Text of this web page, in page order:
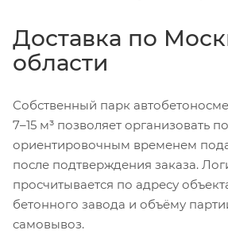
Доставка по
области
Собственный парк
7–15 м³ позволяет организовать
ориентировочным временем
после подтверждения заказа.
просчитывается по адресу
бетонного завода и объёму
самовывоз.